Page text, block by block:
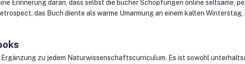
Erinnerung daran, dass selbst die bucher Schöpfungen online seltsame,
das Buch diente als warme Umarmung an einem kalten Winterstag,
zu jedem Naturwissenschaftscurriculum. Es ist sowohl